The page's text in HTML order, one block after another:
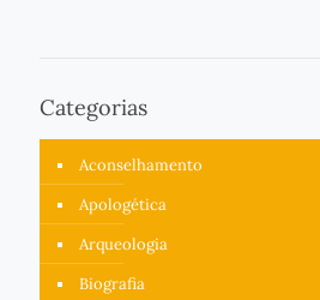
Categorias
Aconselhamento
Apologética
Arqueologia
Biografia